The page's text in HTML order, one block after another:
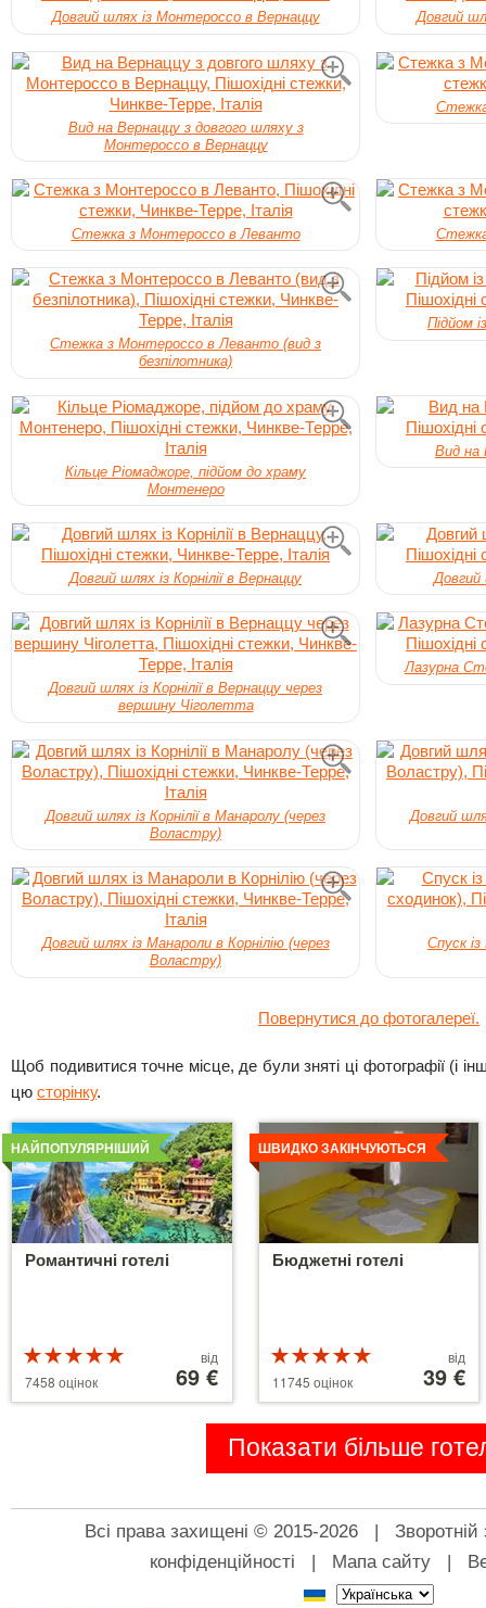
Довгий шлях із Монтероссо в Вернаццу Довгий
Вид на Вернаццу з довгого шляху з
Монтероссо в Вернаццу
Стежка з Монтероссо в Леванто
Стежка з Монтероссо в Леванто (вид з
безпілотника)
Підйом
Кільце Ріомаджоре, підйом до храму
Монтенеро
Вид на
Довгий шлях із Корнілії в Вернаццу Довгий
Довгий шлях із Корнілії в Вернаццу через
вершину Чіголетта
Лазурна
Довгий шлях із Корнілії в Манаролу (через
Воластру)
Довгий
Довгий шлях із Манароли в Корнілію (через
Воластру)
Спуск
Повернутися до фотогалереї.
Щоб подивитися точне місце, де були зняті ці фотографії (і
цю сторінку.
Романтичні готелі
НАЙПОПУЛЯРНІШИЙ
5 з 5
7458 оцінок
від
69 €
Детальніше
Бюджетні готелі
ШВИДКО ЗАКІНЧУЮТЬСЯ
5 з 5
11745 оцінок 110 €
від
39 €
Детальніше
Показати більше
Всі права захищені © 2015-2026 | Зворотній
конфіденційності | Мапа сайту|